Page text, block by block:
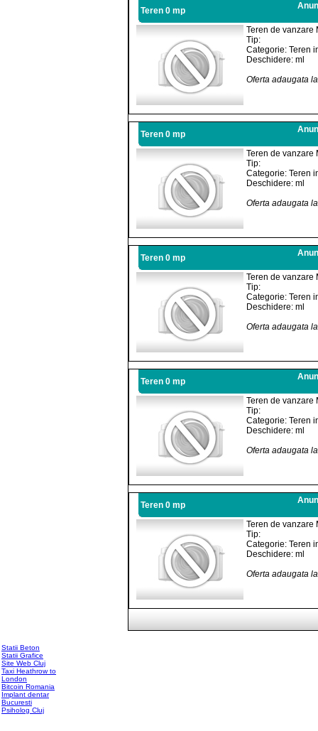
Teren 0 mp
Teren de vanzare
Tip:
Categorie: Teren
Deschidere: ml
Oferta adaugata
Teren 0 mp
Teren de vanzare
Tip:
Categorie: Teren
Deschidere: ml
Oferta adaugata
Teren 0 mp
Teren de vanzare
Tip:
Categorie: Teren
Deschidere: ml
Oferta adaugata
Teren 0 mp
Teren de vanzare
Tip:
Categorie: Teren
Deschidere: ml
Oferta adaugata
Teren 0 mp
Teren de vanzare
Tip:
Categorie: Teren
Deschidere: ml
Oferta adaugata
Statii Beton
Statii Grafice
Site Web Cluj
Taxi Heathrow to
London
Bitcoin Romania
Implant dentar
Bucuresti
Psiholog Cluj